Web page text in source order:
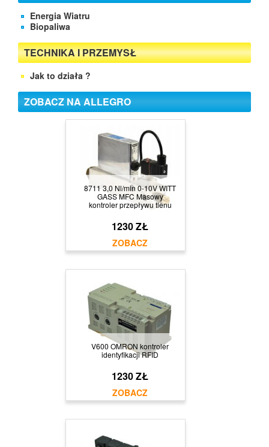
Energia Wiatru
Biopaliwa
TECHNIKA I PRZEMYSŁ
Jak to działa ?
ZOBACZ NA ALLEGRO
8711 3,0 Nl/min 0-10V WITT
GASS MFC Masowy
kontroler przepływu tlenu
1230 ZŁ
V600 OMRON kontroler
identyfikacji RFID
1230 ZŁ